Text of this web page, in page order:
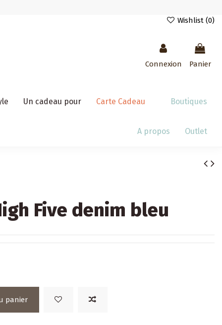
Wishlist (0)
Connexion Panier
Un cadeau pour Carte Cadeau Boutiques
Outlet
A propos
Five denim bleu
panier